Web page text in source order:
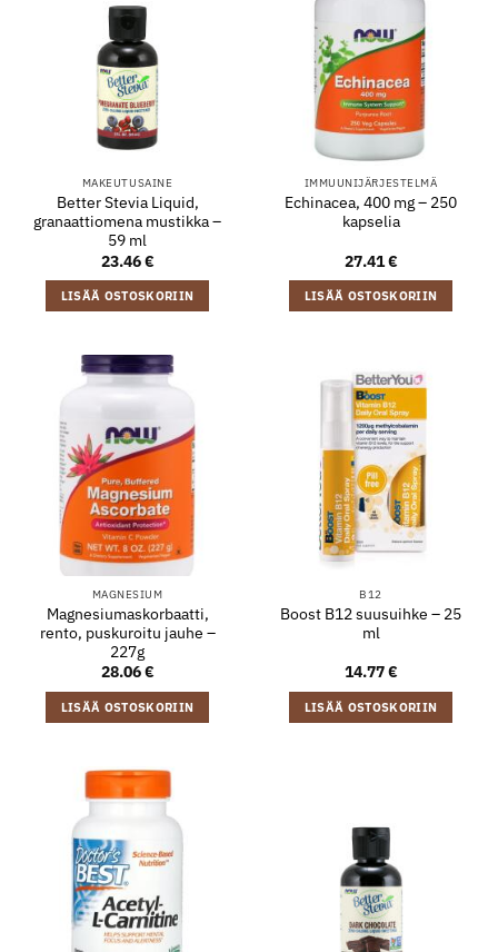
MAKEUTUSAINE
Better Stevia Liquid,
granaattiomena mustikka –
59 ml
23.46€
LISÄÄ OSTOSKORIIN
IMMUUNIJÄRJESTELMÄ
Echinacea, 400 mg – 250
kapselia
27.41€
LISÄÄ OSTOSKORIIN
MAGNESIUM
Magnesiumaskorbaatti,
rento, puskuroitu jauhe –
227g
28.06€
LISÄÄ OSTOSKORIIN
B12
Boost B12 suusuihke – 25
ml
14.77€
LISÄÄ OSTOSKORIIN